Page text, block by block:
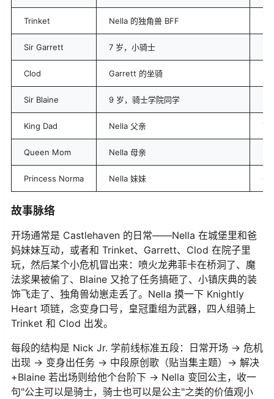
Trinket Nella 的独角兽 BFF
Sir Garrett 7 岁，小骑士
Clod Garrett 的坐骑
Sir Blaine 9 岁，骑士学院同学
King Dad Nella 父亲 Ty
Queen Mom Nella 母亲
Princess Norma Nella 妹妹
故事脉络
开场通常是 Castlehaven 的日常——Nella 在城堡里和爸
妈妹妹互动，或者和 Trinket、Garrett、Clod 在院子里
玩，然后某个小危机冒出来：喷火龙弗菲卡在桥洞了、魔
法浆果被偷了、Blaine 又抢了任务搞砸了、小镇庆典的装
饰飞走了、独角兽幼崽走丢了。Nella 摸一下 Knightly
Heart 项链，念变身口号，皇冠重组为武器，四人组骑上
Trinket 和 Clod 出发。
每段的结构是 Nick Jr. 学前线标准五段：日常开场 → 危机
出现 → 变身出任务 → 中段原创歌（贴当集主题）→ 解决
+Blaine 若出场则给他个台阶下 → Nella 变回公主，收一
句"公主可以是骑士，骑士也可以是公主"之类的价值观小